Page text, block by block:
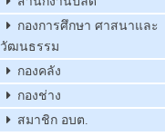
กองการศึกษา ศาสนาและ
วัฒนธรรม
กองคลัง
กองช่าง
สมาชิก อบต.